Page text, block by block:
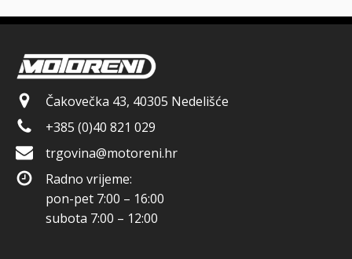
Čakovečka 43, 40305 Nedelišće
+385 (0)40 821 029
trgovina@motoreni.hr
Radno vrijeme:
pon-pet 7:00 – 16:00
subota 7:00 – 12:00